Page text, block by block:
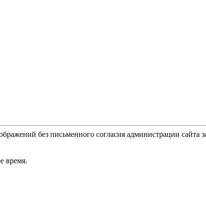
без письменного согласия администрации сайта
время.